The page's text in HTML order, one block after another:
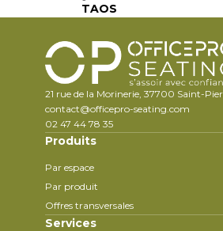
TAOS
21 rue de la Morinerie, 37700 Saint-
contact@officepro-seating.com
02 47 44 78 35
Produits
Par espace
Par produit
Offres transversales
Services